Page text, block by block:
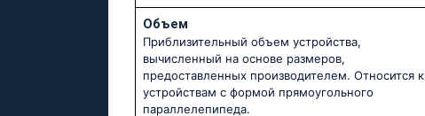
Объем
Приблизительный объем устройства,
вычисленный на основе размеров,
предоставленных производителем. Относится к
устройствам с формой прямоугольного
параллелепипеда.